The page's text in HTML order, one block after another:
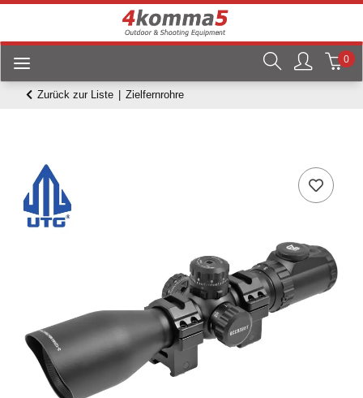
0
Zurück zur Liste Zielfernrohre